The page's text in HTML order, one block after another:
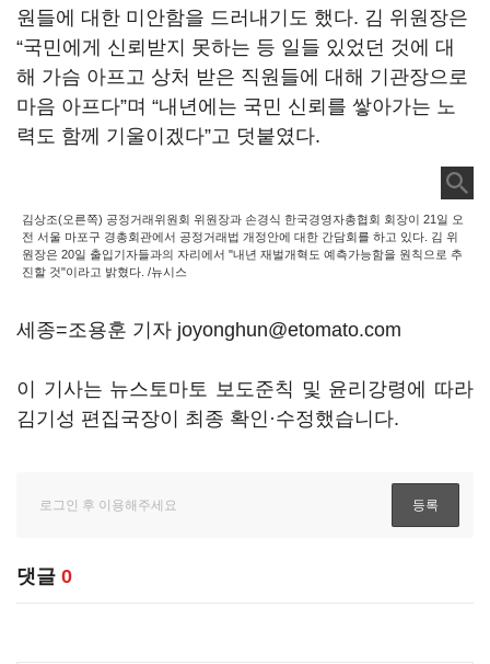
원들에 대한 미안함을 드러내기도 했다. 김 위원장은
“국민에게 신뢰받지 못하는 등 일들 있었던 것에 대
해 가슴 아프고 상처 받은 직원들에 대해 기관장으로
마음 아프다”며 “내년에는 국민 신뢰를 쌓아가는 노
력도 함께 기울이겠다”고 덧붙였다.
김상조(오른쪽) 공정거래위원회 위원장과 손경식 한국경영자총협회 회장이 21일 오
전 서울 마포구 경총회관에서 공정거래법 개정안에 대한 간담회를 하고 있다. 김 위
원장은 20일 출입기자들과의 자리에서 "내년 재벌개혁도 예측가능함을 원칙으로 추
진할 것"이라고 밝혔다. /뉴시스
세종=조용훈 기자 joyonghun@etomato.com
이 기사는 뉴스토마토 보도준칙 및 윤리강령에 따라
김기성 편집국장이 최종 확인·수정했습니다.
댓글 0